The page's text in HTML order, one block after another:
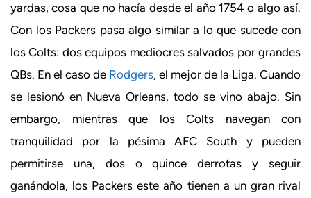
yardas, cosa que no hacía desde el año 1754 o algo así.
Con los Packers pasa algo similar a lo que sucede con
los Colts: dos equipos mediocres salvados por grandes
QBs. En el caso de Rodgers, el mejor de la Liga. Cuando
se lesionó en Nueva Orleans, todo se vino abajo. Sin
embargo, mientras que los Colts navegan con
tranquilidad por la pésima AFC South y pueden
permitirse una, dos o quince derrotas y seguir
ganándola, los Packers este año tienen a un gran rival